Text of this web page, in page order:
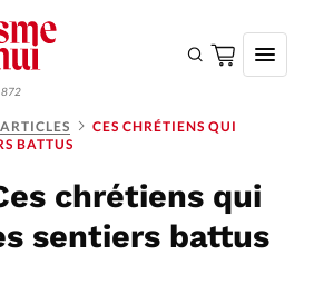
S'ABONNER
CES CHRÉTIENS QUI
BATTUS
chrétiens qui
sentiers battus